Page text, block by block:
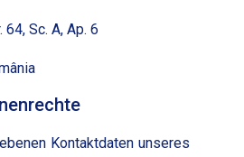
64, Sc. A, Ap. 6
Kon­tak­t­dat­en unseres